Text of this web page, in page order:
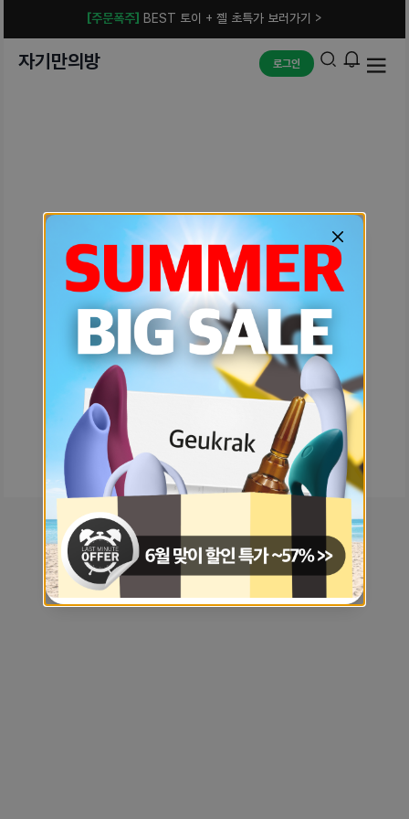
[주문폭주] BEST 토이 + 젤 초특가 보러가기 >
자기만의방 로그인
예상치 못한 에러입니다.